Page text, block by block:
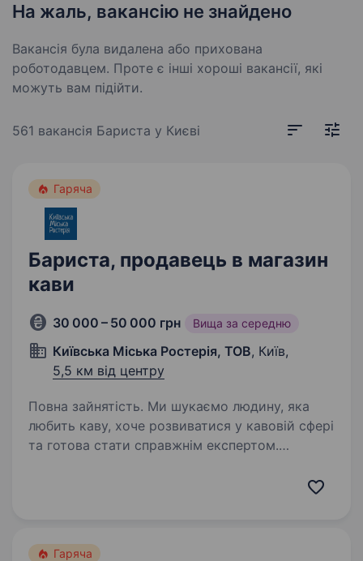
На жаль, вакансію не знайдено
Вакансія була видалена або прихована
роботодавцем. Проте є інші хороші вакансії, які
можуть вам підійти.
561 вакансія Бариста у Києві
Гаряча
Бариста, продавець в магазин
кави
30 000 – 50 000 грн Вища за середню
Київська Міська Ростерія, ТОВ, Київ,
5,5 км від центру
Повна зайнятість. Ми шукаємо людину, яка
любить каву, хоче розвиватися у кавовій сфері
та готова стати справжнім експертом.
консультувати покупців щодо вибору кави;
Гаряча